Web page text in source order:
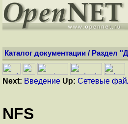
Каталог документации / Раздел
Next: Введение Up: Сетевые
NFS